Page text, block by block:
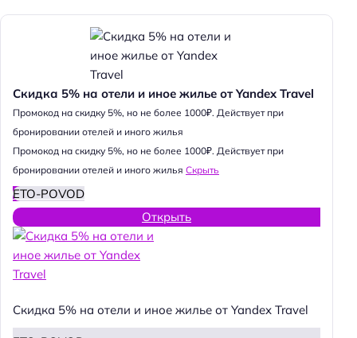
Скидка 5% на отели и иное жилье от Yandex Travel
Промокод на скидку 5%, но не более 1000₽. Действует при
бронировании отелей и иного жилья
Промокод на скидку 5%, но не более 1000₽. Действует при
бронировании отелей и иного жилья Скрыть
ETO-POVOD
Открыть
Скидка 5% на отели и иное жилье от Yandex Travel